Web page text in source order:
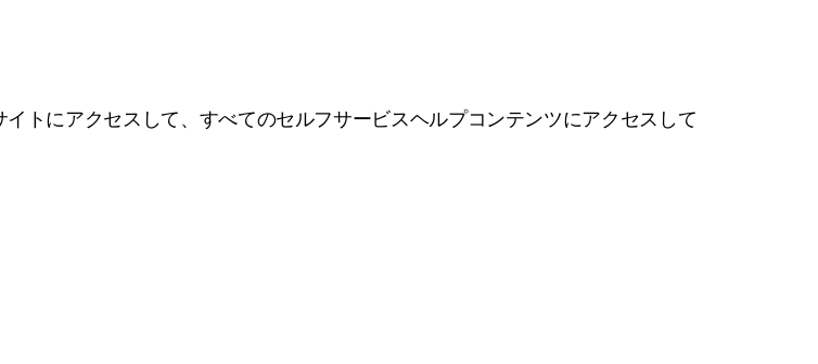
トにアクセスして、すべてのセルフサービスヘルプコンテンツにアクセスして